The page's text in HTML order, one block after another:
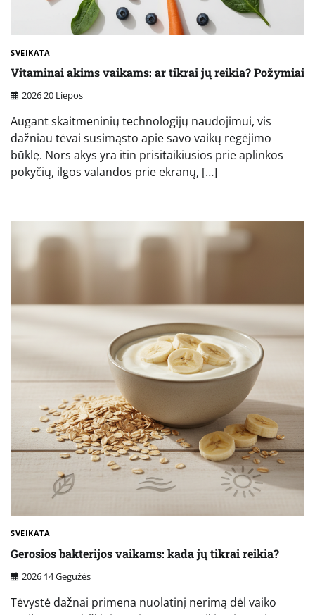
SVEIKATA
Vitaminai akims vaikams: ar tikrai jų reikia? Požymiai
2026 20 Liepos
Augant skaitmeninių technologijų naudojimui, vis
dažniau tėvai susimąsto apie savo vaikų regėjimo
būklę. Nors akys yra itin prisitaikiusios prie aplinkos
pokyčių, ilgos valandos prie ekranų, […]
SVEIKATA
Gerosios bakterijos vaikams: kada jų tikrai reikia?
2026 14 Gegužės
Tėvystė dažnai primena nuolatinį nerimą dėl vaiko